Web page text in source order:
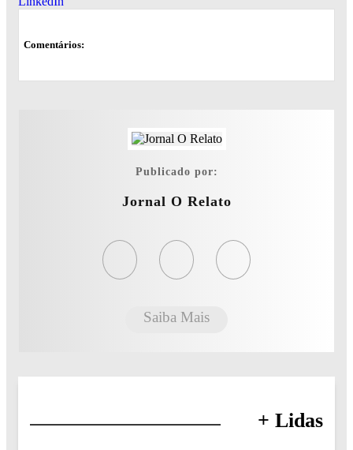
Comentários:
Publicado por:
Jornal O Relato
Saiba Mais
+ Lidas